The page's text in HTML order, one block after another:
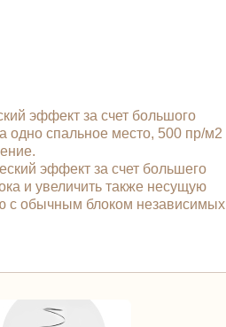
эффект за счет большого
одно спальное место, 500 пр/м2
эффект за счет большего
и увеличить также несущую
с обычным блоком независимых